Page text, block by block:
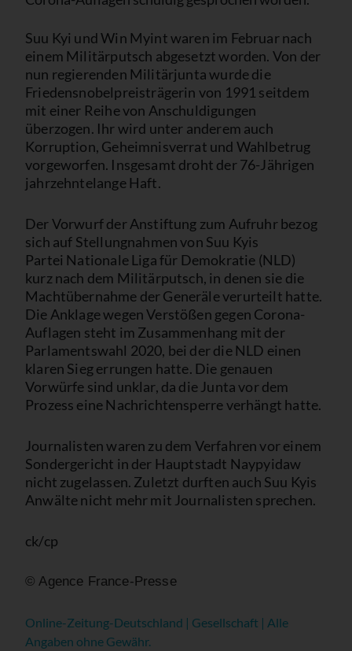
Suu Kyi und Win Myint waren im Februar nach
einem Militärputsch abgesetzt worden. Von der
nun regierenden Militärjunta wurde die
Friedensnobelpreisträgerin von 1991 seitdem
mit einer Reihe von Anschuldigungen
überzogen. Ihr wird unter anderem auch
Korruption, Geheimnisverrat und Wahlbetrug
vorgeworfen. Insgesamt droht der 76-Jährigen
jahrzehntelange Haft.
Der Vorwurf der Anstiftung zum Aufruhr bezog
sich auf Stellungnahmen von Suu Kyis
Partei Nationale Liga für Demokratie (NLD)
kurz nach dem Militärputsch, in denen sie die
Machtübernahme der Generäle verurteilt hatte.
Die Anklage wegen Verstößen gegen Corona-
Auflagen steht im Zusammenhang mit der
Parlamentswahl 2020, bei der die NLD einen
klaren Sieg errungen hatte. Die genauen
Vorwürfe sind unklar, da die Junta vor dem
Prozess eine Nachrichtensperre verhängt hatte.
Journalisten waren zu dem Verfahren vor einem
Sondergericht in der Hauptstadt Naypyidaw
nicht zugelassen. Zuletzt durften auch Suu Kyis
Anwälte nicht mehr mit Journalisten sprechen.
ck/cp
© Agence France-Presse
Online-Zeitung-Deutschland | Gesellschaft | Alle
Angaben ohne Gewähr.